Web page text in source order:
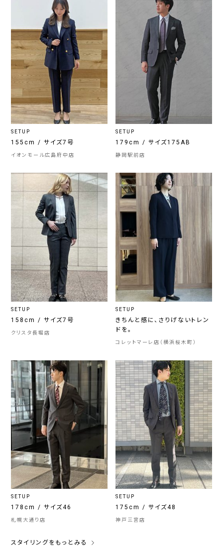
SETUP
155cm / サイズ7号
イオンモール広島府中店
SETUP
179cm / サイズ175AB
静岡駅前店
SETUP
158cm / サイズ7号
クリスタ長堀店
SETUP
きちんと感に、さりげないトレン
ドを。
コレットマーレ店（横浜桜木町）
SETUP
178cm / サイズ46
札幌大通り店
SETUP
175cm / サイズ48
神戸三宮店
スタイリングをもっとみる